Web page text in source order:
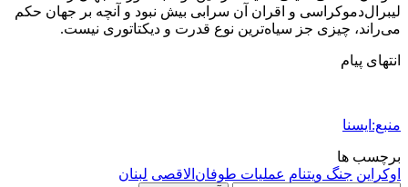
لیبرال‌دموکراسی و اقران آن سرابی بیش نبود و آنچه بر جهان حکم
می‌راند، چیزی جز سیاه‌ترین نوع قدرت و دیکتاتوری نیست.
انتهای پیام
منبع:ایسنا
برچسب ها
اوکراین جنگ ویتنام عملیات طوفان‌الاقصی لبنان